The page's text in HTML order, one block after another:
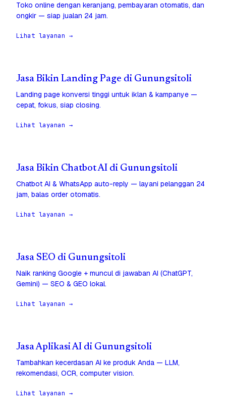
Toko online dengan keranjang, pembayaran otomatis, dan
ongkir — siap jualan 24 jam.
Lihat layanan →
Jasa Bikin Landing Page di Gunungsitoli
Landing page konversi tinggi untuk iklan & kampanye —
cepat, fokus, siap closing.
Lihat layanan →
Jasa Bikin Chatbot AI di Gunungsitoli
Chatbot AI & WhatsApp auto-reply — layani pelanggan 24
jam, balas order otomatis.
Lihat layanan →
Jasa SEO di Gunungsitoli
Naik ranking Google + muncul di jawaban AI (ChatGPT,
Gemini) — SEO & GEO lokal.
Lihat layanan →
Jasa Aplikasi AI di Gunungsitoli
Tambahkan kecerdasan AI ke produk Anda — LLM,
rekomendasi, OCR, computer vision.
Lihat layanan →